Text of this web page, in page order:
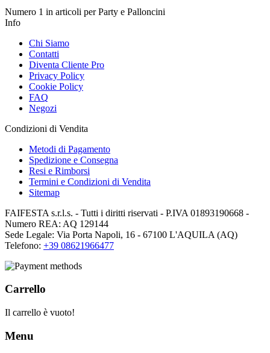
Numero 1 in articoli per Party e Palloncini
Info
Chi Siamo
Contatti
Diventa Cliente Pro
Privacy Policy
Cookie Policy
FAQ
Negozi
Condizioni di Vendita
Metodi di Pagamento
Spedizione e Consegna
Resi e Rimborsi
Termini e Condizioni di Vendita
Sitemap
FAIFESTA s.r.l.s. - Tutti i diritti riservati - P.IVA 01893190668 -
Numero REA: AQ 129144
Sede Legale: Via Porta Napoli, 16 - 67100 L'AQUILA (AQ)
Telefono: +39 08621966477
Carrello
Il carrello è vuoto!
Menu